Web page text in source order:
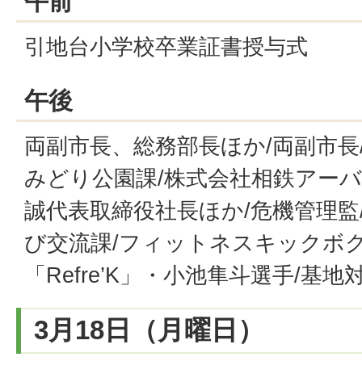
引地台小学校卒業証書授与式
午後
両副市長、総務部長ほか/両副市
みどり公園課/株式会社相鉄アー
誠代表取締役社長ほか/危機管理
び交流課/フィットネスキックボ
「Refre’K」・小池隼斗選手/基地
3月18日（月曜日）